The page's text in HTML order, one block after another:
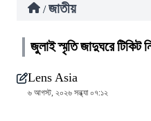
/ জাতীয়
জুলাই স্মৃতি জাদুঘরে টিকিট
Lens Asia
৬ আগস্ট, ২০২৬ সন্ধ্যা ০৭:১২